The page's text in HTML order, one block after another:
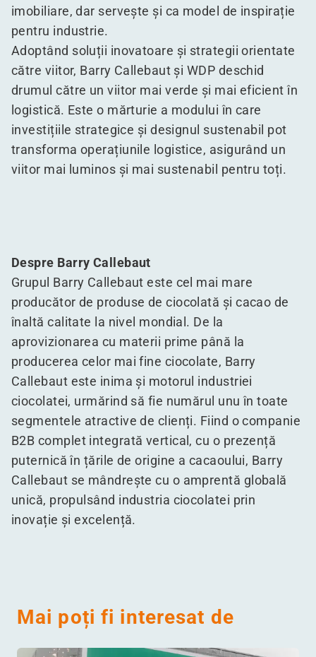
imobiliare, dar servește și ca model de inspirație
pentru industrie.
Adoptând soluții inovatoare și strategii orientate
către viitor, Barry Callebaut și WDP deschid
drumul către un viitor mai verde și mai eficient în
logistică. Este o mărturie a modului în care
investițiile strategice și designul sustenabil pot
transforma operațiunile logistice, asigurând un
viitor mai luminos și mai sustenabil pentru toți.
Despre Barry Callebaut
Grupul Barry Callebaut este cel mai mare
producător de produse de ciocolată și cacao de
înaltă calitate la nivel mondial. De la
aprovizionarea cu materii prime până la
producerea celor mai fine ciocolate, Barry
Callebaut este inima și motorul industriei
ciocolatei, urmărind să fie numărul unu în toate
segmentele atractive de clienți. Fiind o companie
B2B complet integrată vertical, cu o prezență
puternică în țările de origine a cacaoului, Barry
Callebaut se mândrește cu o amprentă globală
unică, propulsând industria ciocolatei prin
inovație și excelență.
Mai poți fi interesat de